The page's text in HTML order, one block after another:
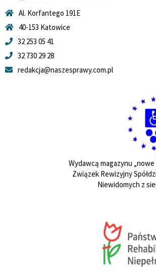
Al. Korfantego 191E
40-153 Katowice
32 253 05 41
32 730 29 28
redakcja@naszesprawy.com.pl
Wydawcą magazynu
Związek Rewizyjny
Niewidomych z